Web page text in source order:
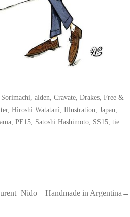
alden Cravate Drakes Free &
, Hiroshi Watatani Illustration Japan
, PE15, Satoshi Hashimoto, SS15, tie
Nido – Handmade in Argentina→